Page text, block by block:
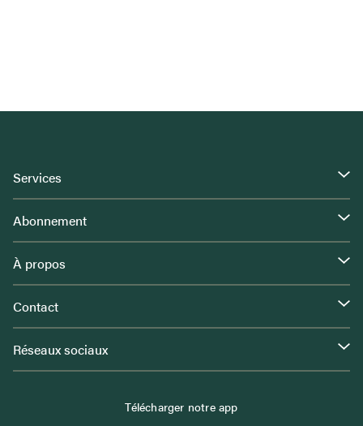
Services
Abonnement
À propos
Contact
Réseaux sociaux
Télécharger notre app